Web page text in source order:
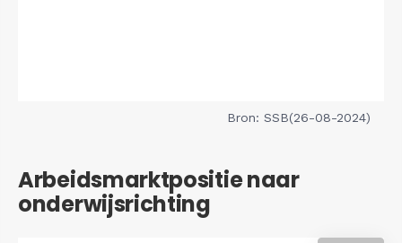
Bron: SSB(26-08-2024)
Arbeidsmarktpositie naar
onderwijsrichting